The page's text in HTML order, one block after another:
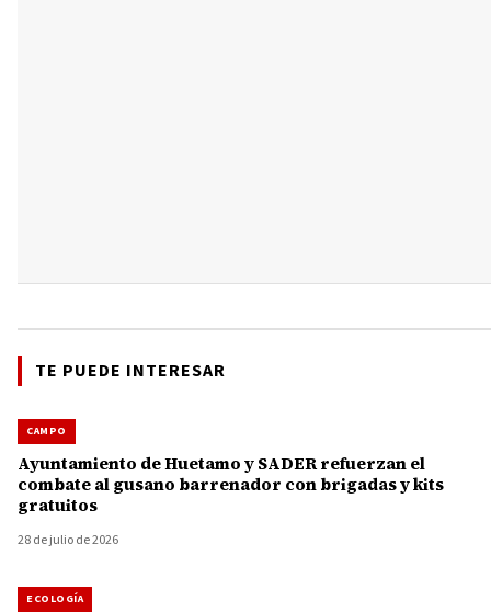
TE PUEDE INTERESAR
CAMPO
Ayuntamiento de Huetamo y SADER refuerzan el
combate al gusano barrenador con brigadas y kits
gratuitos
28 de julio de 2026
ECOLOGÍA